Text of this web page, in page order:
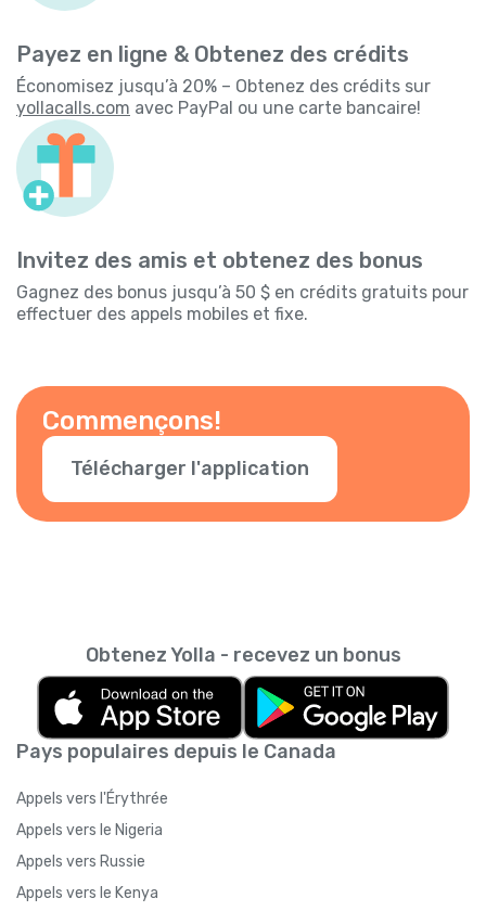
Payez en ligne & Obtenez des crédits
Économisez jusqu’à 20% – Obtenez des crédits sur
yollacalls.com avec PayPal ou une carte bancaire!
Invitez des amis et obtenez des bonus
Gagnez des bonus jusqu’à 50 $ en crédits gratuits pour
effectuer des appels mobiles et fixe.
Commençons!
Télécharger l'application
Pays populaires depuis le Canada
Appels vers l'Érythrée
Appels vers le Nigeria
Appels vers Russie
Appels vers le Kenya
Obtenez Yolla - recevez un bonus